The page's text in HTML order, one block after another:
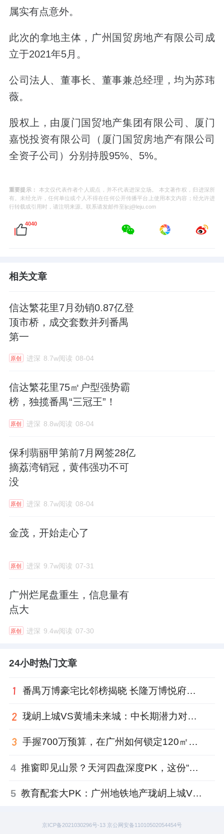
属实有点意外。
此次的拿地主体， 广州国贸房地产有限公司 成
立于2021年5月。
公司法人、董事长、董事兼总经理，均为苏玮
薇。
股权上，由厦门国贸地产集团有限公司、厦门
嘉悦投资有限公司
（厦门国贸房地产有限公司
全资子公司） 分别持股95%、5%。
重要提示：
本文仅代表作者个人观点，并不代表进深立场。 本文著作权，归进深所
有。未经允许，任何单位或个人不得在任何公开传播平台上使用本文内容；经允许进
行转载或引用时，请注明来源。联系请发邮件至ljcj@leju.com
4040
相关文章
信达繁花里7月劲销0.87亿登
顶市桥，成交套数并列番禺
第一
原创 进深 8.7w阅读 08-04
信达繁花里75㎡户型强势霸
榜，独揽番禺“三冠王”！
原创 进深 8.8w阅读 08-04
保利翡丽甲第前7月网签28亿
摘荔湾销冠，黄伟强功不可
没
原创 进深 8.7w阅读 08-04
金茂，开始走心了
原创 进深 9.7w阅读 07-31
广州烂尾盘重生，信息量有
点大
原创 进深 9.4w阅读 07-30
24小时热门文章
番禺万博豪宅比邻榜揭晓 长隆万博悦府凭“顶配资源”登顶
珑岄上城VS黄埔未来城：中长期潜力对决，谁更胜一筹？
手握700万预算，在广州如何锁定120㎡改善“梦中情房”？这个硬核红盘值得收藏
4 推窗即见山景？天河四盘深度PK，这份“景观榜单”告诉你答案
5 教育配套大PK：广州地铁地产珑岄上城VS中建海丝城阅山，谁更胜一筹？
京ICP备2021030296号-13 京公网安备11010502054454号